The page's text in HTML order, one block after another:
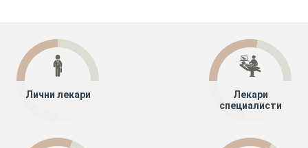
Лични лекари
Лекари
специалисти